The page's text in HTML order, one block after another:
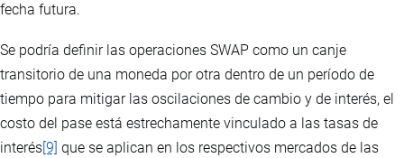
fecha futura.
Se podría definir las operaciones SWAP como un canje
transitorio de una moneda por otra dentro de un período de
tiempo para mitigar las oscilaciones de cambio y de interés, el
costo del pase está estrechamente vinculado a las tasas de
interés [9] que se aplican en los respectivos mercados de las